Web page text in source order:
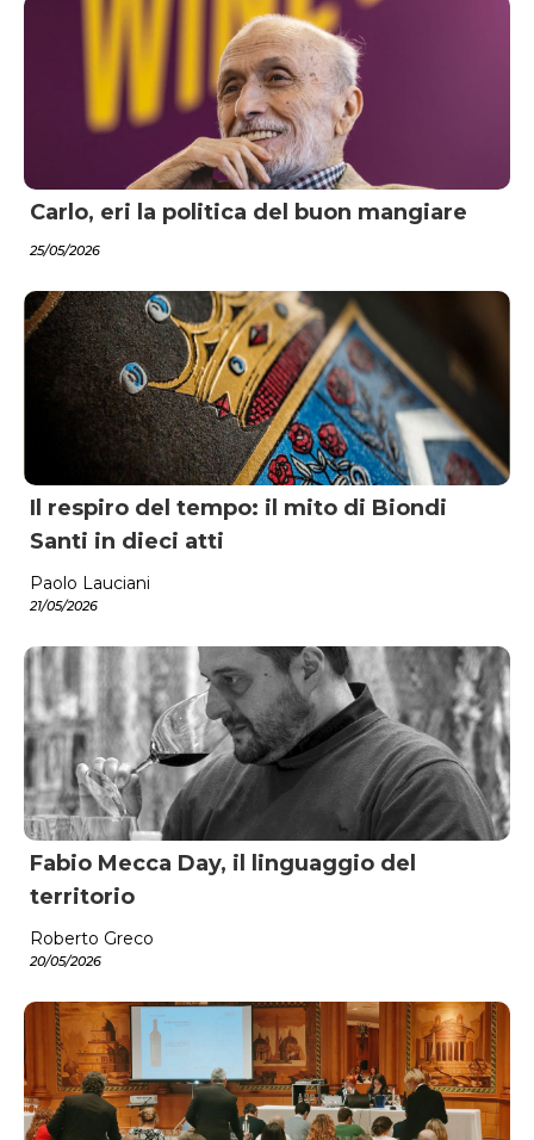
Carlo, eri la politica del buon mangiare
25/05/2026
Il respiro del tempo: il mito di Biondi
Santi in dieci atti
Paolo Lauciani
21/05/2026
Fabio Mecca Day, il linguaggio del
territorio
Roberto Greco
20/05/2026